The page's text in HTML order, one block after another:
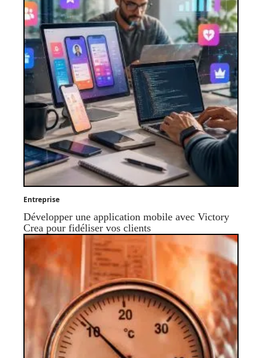
Entreprise
Développer une application mobile avec Victory
Crea pour fidéliser vos clients